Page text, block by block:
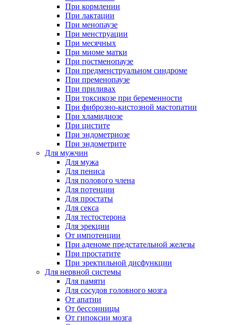
При кормлении
При лактации
При менопаузе
При менструации
При месячных
При миоме матки
При постменопаузе
При предменструальном синдроме
При пременопаузе
При приливах
При токсикозе при беременности
При фиброзно-кистозной мастопатии
При хламидиозе
При цистите
При эндометриозе
При эндометрите
Для мужчин
Для мужа
Для пениса
Для полового члена
Для потенции
Для простаты
Для секса
Для тестостерона
Для эрекции
От импотенции
При аденоме предстательной железы
При простатите
При эректильной дисфункции
Для нервной системы
Для памяти
Для сосудов головного мозга
От апатии
От бессонницы
От гипоксии мозга